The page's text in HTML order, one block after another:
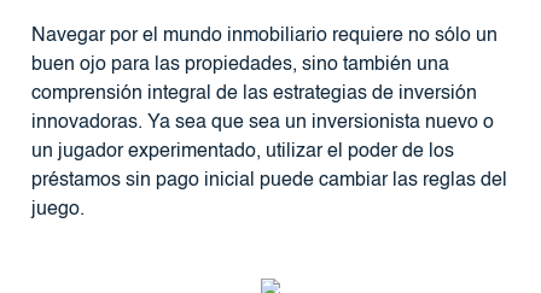
Navegar por el mundo inmobiliario requiere no sólo un
buen ojo para las propiedades, sino también una
comprensión integral de las estrategias de inversión
innovadoras. Ya sea que sea un inversionista nuevo o
un jugador experimentado, utilizar el poder de los
préstamos sin pago inicial puede cambiar las reglas del
juego.